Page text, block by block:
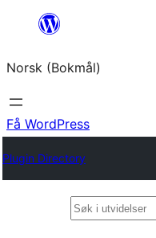
Hopp
innhold
Norsk (Bokmål)
Få WordPress
Plugin Directory
Søk